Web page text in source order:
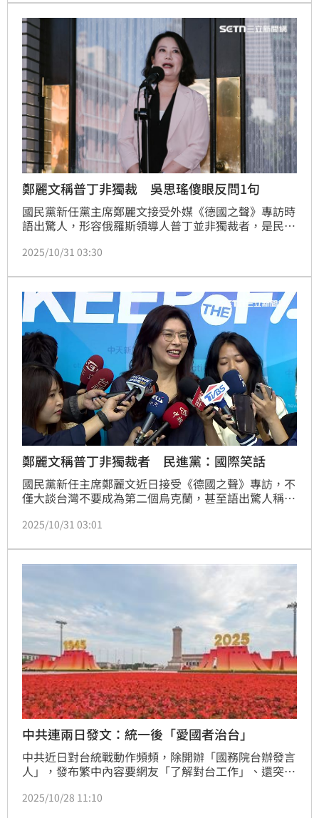
子扣上去太不合理也太不公平了。」究竟普丁到底是不
是獨裁者？有誰也是獨裁者？我們邀請各方AI專家來為
我們解惑。
鄭麗文稱普丁非獨裁 吳思瑤傻眼反問1句
國民黨新任黨主席鄭麗文接受外媒《德國之聲》專訪時
語出驚人，形容俄羅斯領導人普丁並非獨裁者，是民主
聽了相當不以為然，反問若依照鄭麗文的悖論怪邏輯，
2025/10/31 03:30
鄭麗文稱普丁非獨裁者 民進黨：國際笑話
國民黨新任主席鄭麗文近日接受《德國之聲》專訪，不
僅大談台灣不要成為第二個烏克蘭，甚至語出驚人稱
領袖」。對此，民進黨發言人吳崢今（31）日表示，鄭
可怕又錯誤的言論已成為國際笑話，國民黨已和獨裁陣
營同一陣線。
2025/10/31 03:01
中共連兩日發文：統一後「愛國者治台」
中共近日對台統戰動作頻頻，除開辦「國務院台辦發言
人」，發布繁中內容要網友「了解對台工作」、還突然
文「談台灣」。根據「鍾台文」27日發布在新華社最新
2025/10/28 11:10